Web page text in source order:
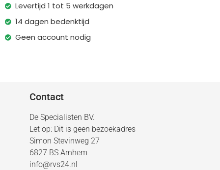
Levertijd 1 tot 5 werkdagen
14 dagen bedenktijd
Geen account nodig
Contact
De Specialisten BV.
Let op: Dit is geen bezoekadres
Simon Stevinweg 27
6827 BS Arnhem
info@rvs24.nl